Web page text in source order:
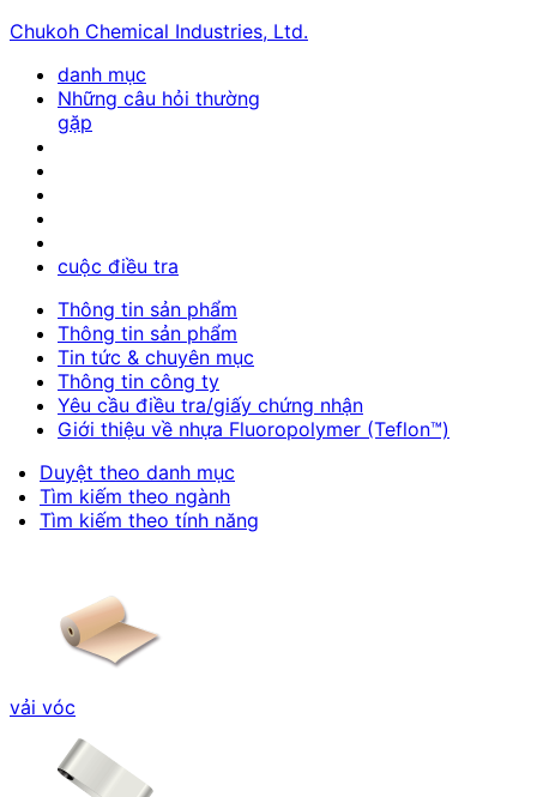
Chukoh Chemical Industries, Ltd.
danh mục
Những câu hỏi thường
gặp
cuộc điều tra
Thông tin sản phẩm
Thông tin sản phẩm
Tin tức & chuyên mục
Thông tin công ty
Yêu cầu điều tra/giấy chứng nhận
Giới thiệu về nhựa Fluoropolymer (Teflon™)
Duyệt theo danh mục
Tìm kiếm theo ngành
Tìm kiếm theo tính năng
vải vóc